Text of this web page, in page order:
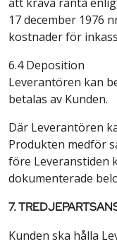
17 december 1976
kostnader för
6.4 Deposition
Leverantören kan
betalas av Kunden.
Där Leverantören
Produkten medför
före Leveranstiden
dokumenterade
7.
Kunden ska hålla